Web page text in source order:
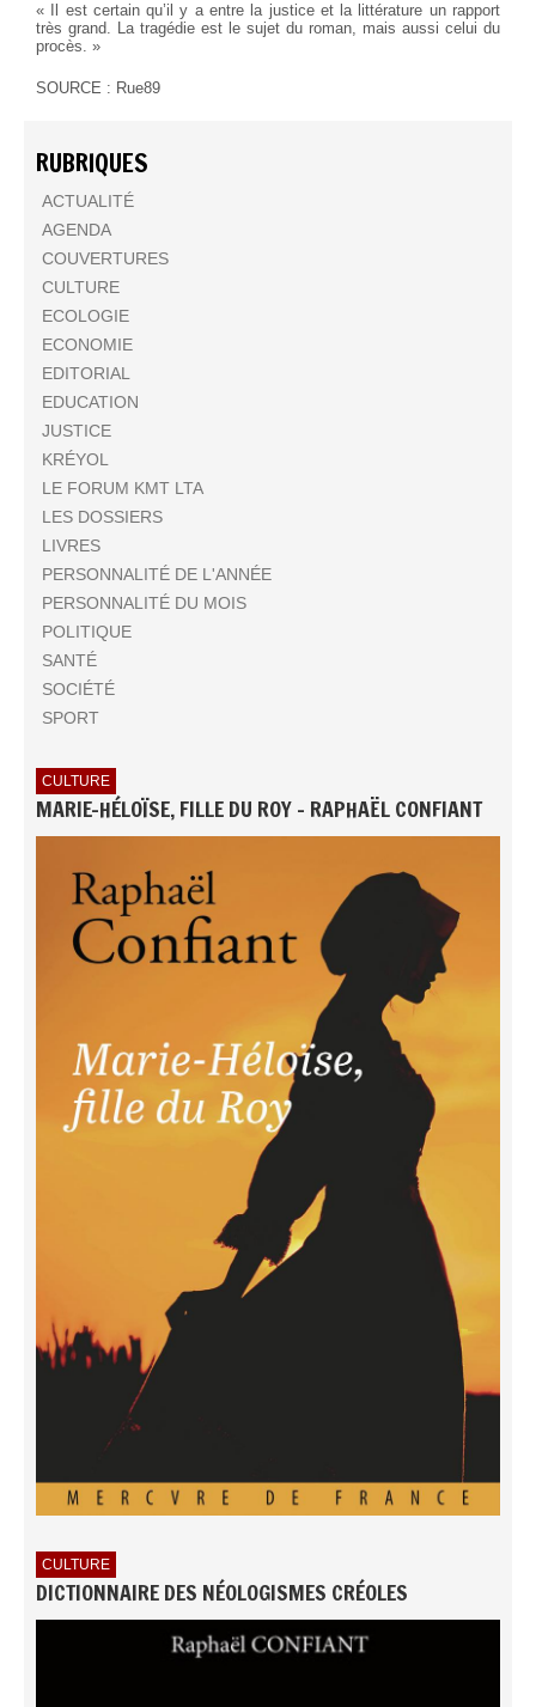
« Il est certain qu’il y a entre la justice et la littérature un rapport
très grand. La tragédie est le sujet du roman, mais aussi celui du
procès. »
SOURCE : Rue89
RUBRIQUES
ACTUALITÉ
AGENDA
COUVERTURES
CULTURE
ECOLOGIE
ECONOMIE
EDITORIAL
EDUCATION
JUSTICE
KRÉYOL
LE FORUM KMT LTA
LES DOSSIERS
LIVRES
PERSONNALITÉ DE L'ANNÉE
PERSONNALITÉ DU MOIS
POLITIQUE
SANTÉ
SOCIÉTÉ
SPORT
CULTURE
MARIE-HÉLOÏSE, FILLE DU ROY - RAPHAËL CONFIANT
CULTURE
DICTIONNAIRE DES NÉOLOGISMES CRÉOLES